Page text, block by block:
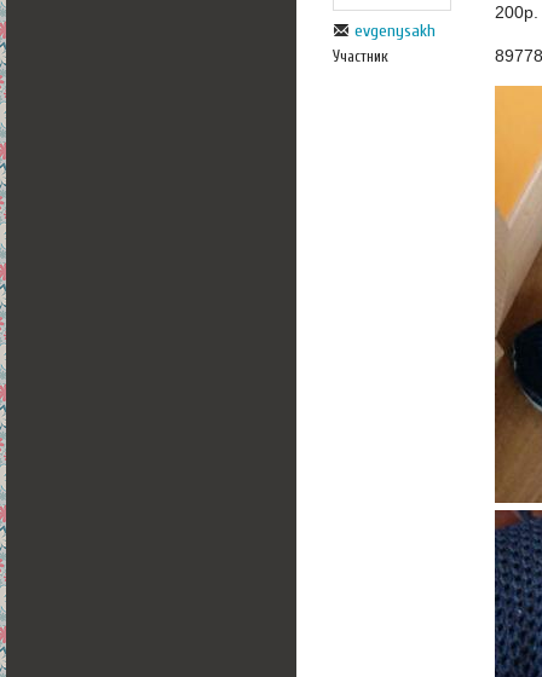
evgenysakh
Участник
200р.